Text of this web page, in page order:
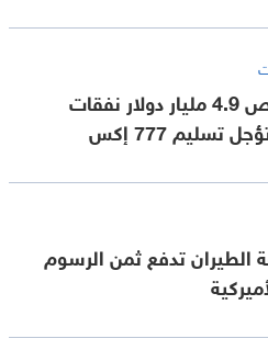
بوينغ تخصص 4.9 مليار دولار نفقات
777 إكس
الطيران تدفع ثمن الرسوم